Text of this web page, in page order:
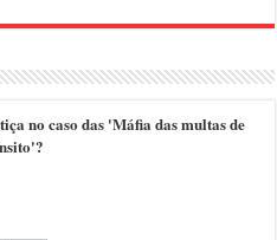
no caso das 'Máfia das multas de